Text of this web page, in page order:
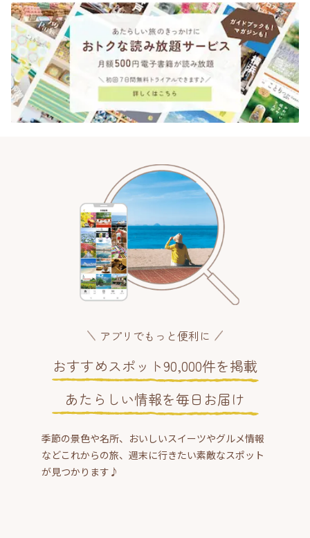
アプリでもっと便利に
おすすめスポット90,000件を掲載
あたらしい情報を毎日お届け
季節の景色や名所、おいしいスイーツやグルメ情報
などこれからの旅、週末に行きたい素敵なスポット
が見つかります♪